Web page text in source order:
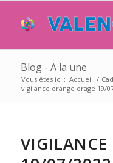
Blog - A la une
Vous êtes ici : Accueil /
vigilance orange orage 19/
VIGILANCE